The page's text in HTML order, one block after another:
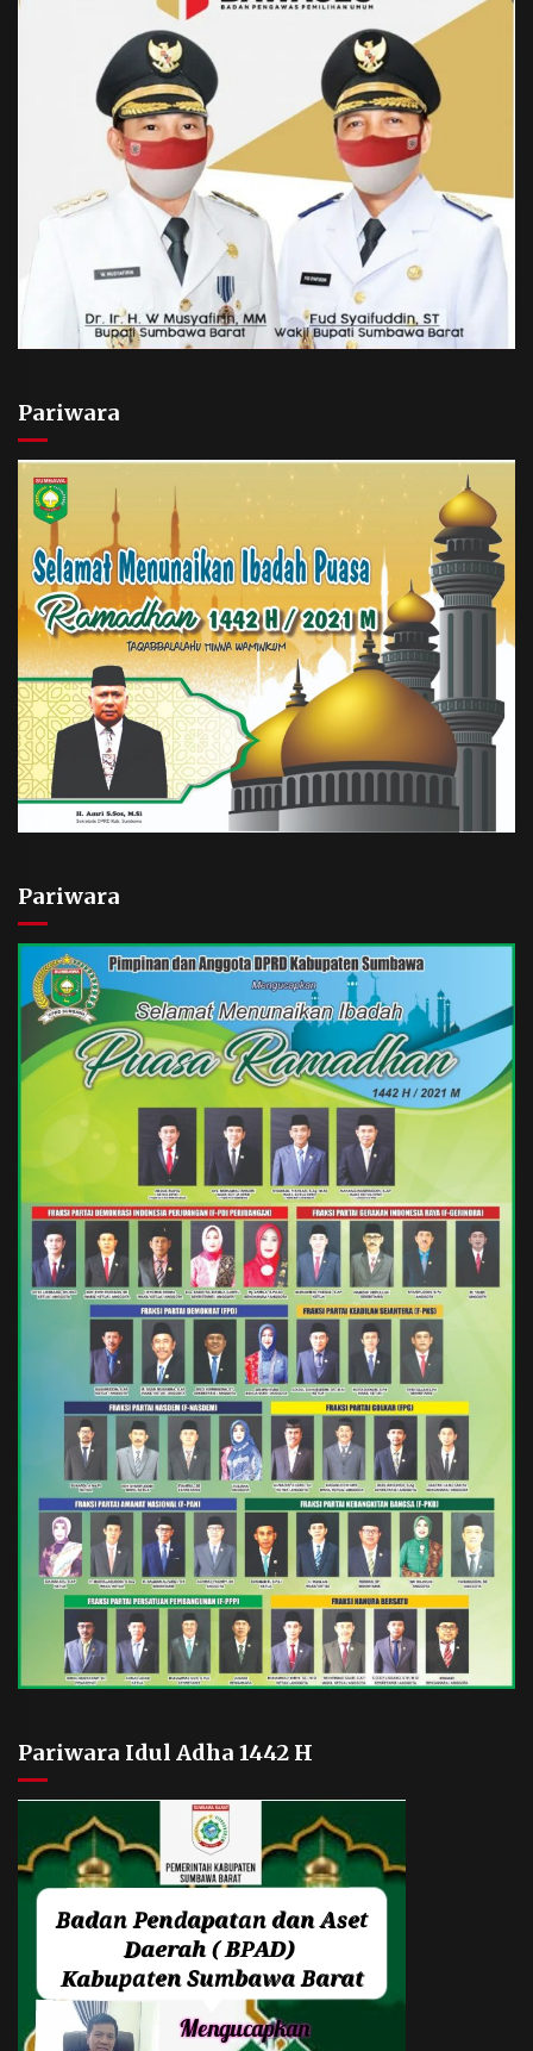
Pariwara
Pariwara
Pariwara Idul Adha 1442 H